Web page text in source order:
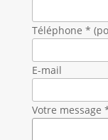
Téléphone *
E-mail
Votre message